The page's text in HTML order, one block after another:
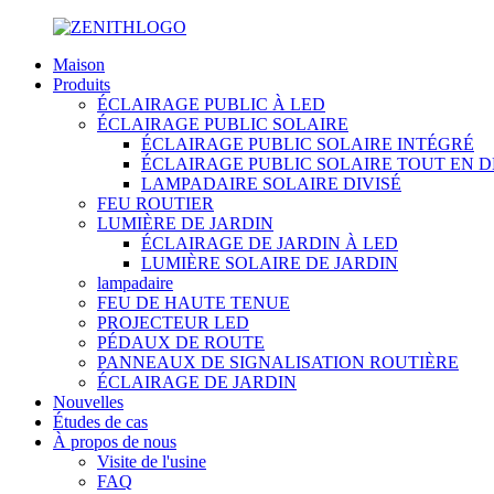
Maison
Produits
ÉCLAIRAGE PUBLIC À LED
ÉCLAIRAGE PUBLIC SOLAIRE
ÉCLAIRAGE PUBLIC SOLAIRE INTÉGRÉ
ÉCLAIRAGE PUBLIC SOLAIRE TOUT EN
LAMPADAIRE SOLAIRE DIVISÉ
FEU ROUTIER
LUMIÈRE DE JARDIN
ÉCLAIRAGE DE JARDIN À LED
LUMIÈRE SOLAIRE DE JARDIN
lampadaire
FEU DE HAUTE TENUE
PROJECTEUR LED
PÉDAUX DE ROUTE
PANNEAUX DE SIGNALISATION ROUTIÈRE
ÉCLAIRAGE DE JARDIN
Nouvelles
Études de cas
À propos de nous
Visite de l'usine
FAQ